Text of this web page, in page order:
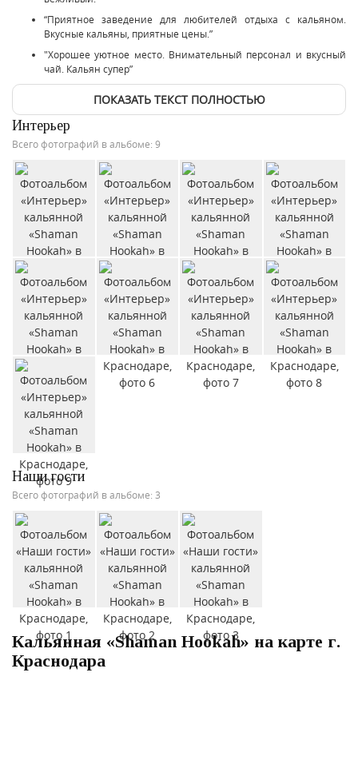
“Приятное заведение для любителей отдыха с кальяном.
Вкусные кальяны, приятные цены.”
"Хорошее уютное место. Внимательный персонал и вкусный
чай. Кальян супер”
ПОКАЗАТЬ ТЕКСТ ПОЛНОСТЬЮ
Интерьер
Всего фотографий в альбоме: 9
Наши гости
Всего фотографий в альбоме: 3
Кальянная «Shaman Hookah» на карте г.
Краснодара